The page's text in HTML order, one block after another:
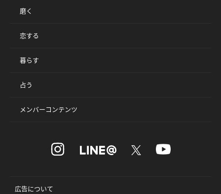
磨く
恋する
暮らす
占う
メンバーコンテンツ
広告について